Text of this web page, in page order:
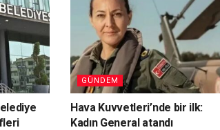
GÜNDEM
Hava Kuvvetleri’nde bir ilk:
Kadın General atandı